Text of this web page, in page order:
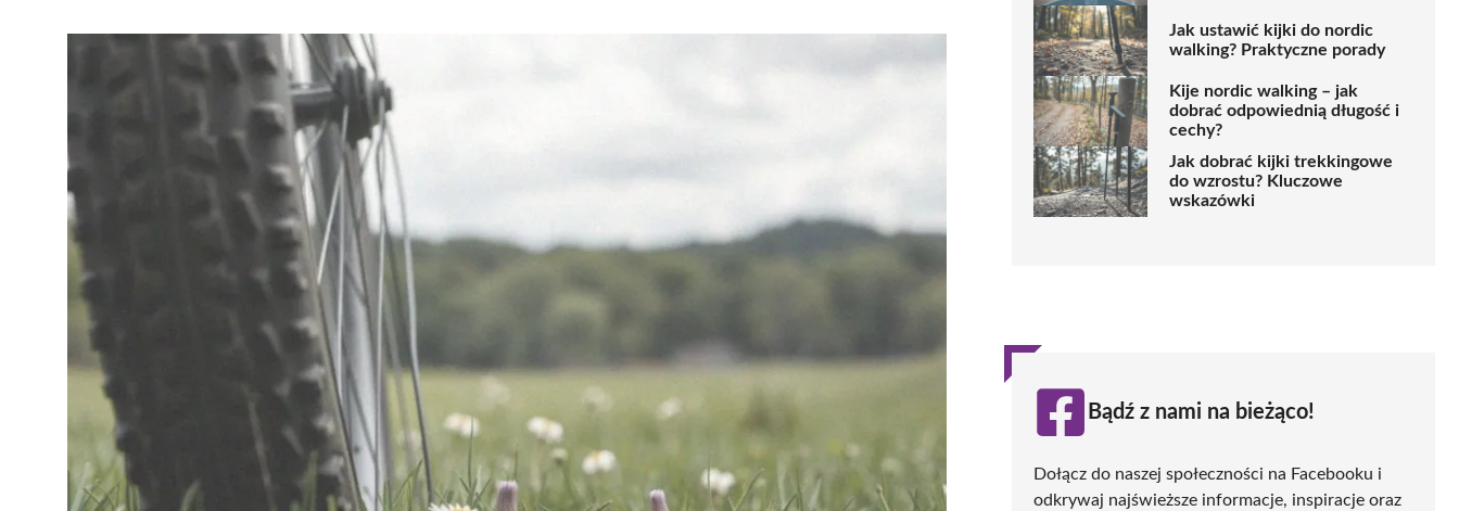
Jak ustawić kijki do nordic
walking? Praktyczne porady
Kije nordic walking – jak
dobrać odpowiednią długość i
cechy?
Jak dobrać kijki trekkingowe
do wzrostu? Kluczowe
wskazówki
Bądź z nami na bieżąco!
Dołącz do naszej społeczności na Facebooku i
odkrywaj najświeższe informacje, inspiracje oraz